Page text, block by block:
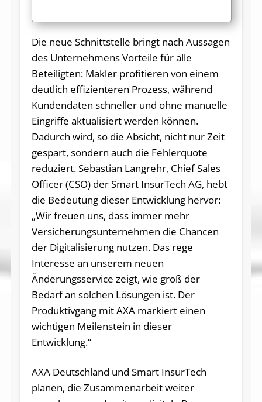
Die neue Schnittstelle bringt nach Aussagen
des Unternehmens Vorteile für alle
Beteiligten: Makler profitieren von einem
deutlich effizienteren Prozess, während
Kundendaten schneller und ohne manuelle
Eingriffe aktualisiert werden können.
Dadurch wird, so die Absicht, nicht nur Zeit
gespart, sondern auch die Fehlerquote
reduziert. Sebastian Langrehr, Chief Sales
Officer (CSO) der Smart InsurTech AG, hebt
die Bedeutung dieser Entwicklung hervor:
„Wir freuen uns, dass immer mehr
Versicherungsunternehmen die Chancen
der Digitalisierung nutzen. Das rege
Interesse an unserem neuen
Änderungsservice zeigt, wie groß der
Bedarf an solchen Lösungen ist. Der
Produktivgang mit AXA markiert einen
wichtigen Meilenstein in dieser
Entwicklung.“
AXA Deutschland und Smart InsurTech
planen, die Zusammenarbeit weiter